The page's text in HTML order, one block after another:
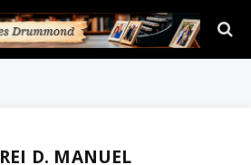
REI D. MANUEL